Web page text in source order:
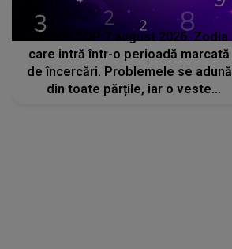
HOROSCOP 7 august 2026. Zodia
care intră într-o perioadă marcată
de încercări. Problemele se adună
din toate părțile, iar o veste